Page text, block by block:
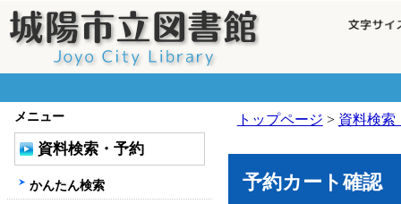
トップページ > 資料検索
予約カート確認
メニュー
資料検索・予約
かんたん検索